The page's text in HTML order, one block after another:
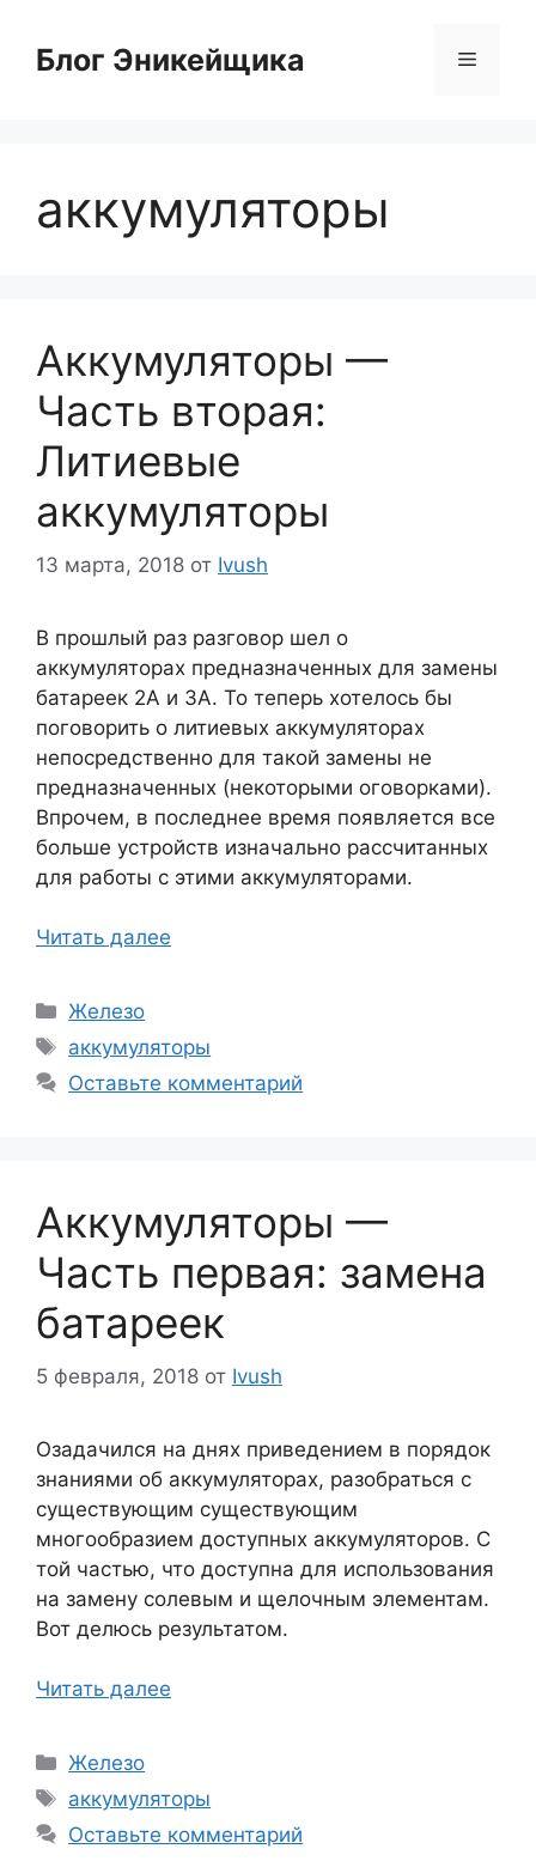
содержимому
Блог Эникейщика Меню
аккумуляторы
Аккумуляторы —
Часть вторая:
Литиевые
аккумуляторы
13 марта, 2018 от Ivush
В прошлый раз разговор шел о
аккумуляторах предназначенных для замены
батареек 2А и 3А. То теперь хотелось бы
поговорить о литиевых аккумуляторах
непосредственно для такой замены не
предназначенных (некоторыми оговорками).
Впрочем, в последнее время появляется все
больше устройств изначально рассчитанных
для работы с этими аккумуляторами.
Читать далее
Рубрики
Железо
Метки
аккумуляторы
Оставьте комментарий
Аккумуляторы —
Часть первая: замена
батареек
5 февраля, 2018 от Ivush
Озадачился на днях приведением в порядок
знаниями об аккумуляторах, разобраться с
существующим существующим
многообразием доступных аккумуляторов. С
той частью, что доступна для использования
на замену солевым и щелочным элементам.
Вот делюсь результатом.
Читать далее
Рубрики
Железо
Метки
аккумуляторы
Оставьте комментарий